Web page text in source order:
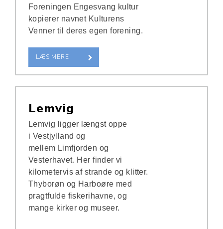
Foreningen Engesvang kultur
kopierer navnet Kulturens
Venner til deres egen forening.
LÆS MERE
Lemvig
Lemvig ligger længst oppe
i Vestjylland og
mellem Limfjorden og
Vesterhavet. Her finder vi
kilometervis af strande og klitter.
Thyborøn og Harboøre med
pragtfulde fiskerihavne, og
mange kirker og museer.